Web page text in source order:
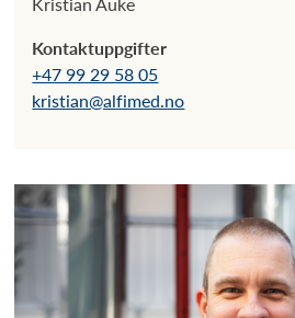
Kontaktuppgifter
+47 99 29 58 05
kristian@alfimed.no